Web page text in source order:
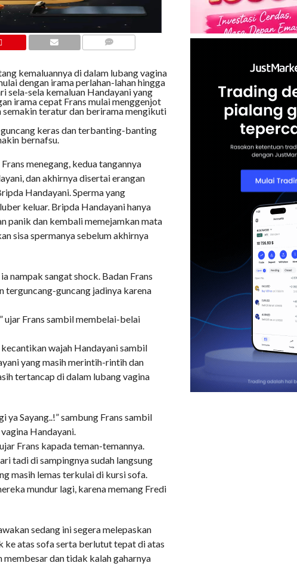
kemaluannya di dalam lubang vagina
dengan irama perlahan-lahan hingga
sela-sela kemaluan Handayani yang
irama cepat Frans mulai menggenjot
teratur dan berirama mengikuti
guncang keras dan terbanting-banting
bernafsu.
menegang, kedua tangannya
dan akhirnya disertai erangan
Handayani. Sperma yang
keluar. Bripda Handayani hanya
panik dan kembali memejamkan mata
sisa spermanya sebelum akhirnya
nampak sangat shock. Badan Frans
terguncang-guncang jadinya karena
ujar Frans sambil membelai-belai
wajah Handayani sambil
yang masih merintih-rintih dan
tertancap di dalam lubang vagina
ya Sayang..!” sambung Frans sambil
Handayani.
Frans kapada teman-temannya.
tadi di sampingnya sudah langsung
masih lemas terkulai di kursi sofa.
mundur lagi, karena memang Fredi
sedang ini segera melepaskan
ke atas sofa serta berlutut tepat di atas
membesar dan tidak kalah gaharnya